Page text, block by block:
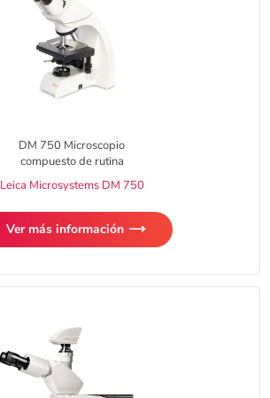
DM 750 Microscopio
compuesto de rutina
Leica Microsystems DM 750
Ver más información